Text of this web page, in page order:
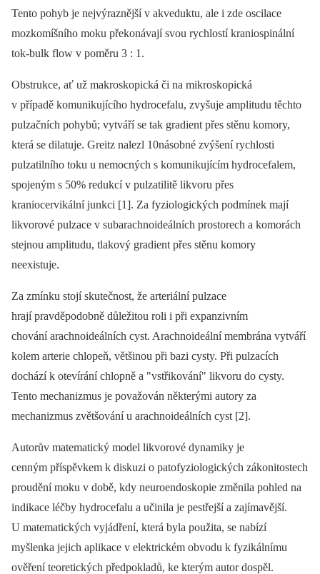
Tento pohyb je nejvýraznější v akveduktu, ale i zde oscilace
mozkomíšního moku překonávají svou rychlostí kraniospinální
tok-bulk flow v poměru 3 : 1.
Obstrukce, ať už makroskopická či na mikroskopická
v případě komunikujícího hydrocefalu, zvyšuje amplitudu těchto
pulzačních pohybů; vytváří se tak gradient přes stěnu komory,
která se dilatuje. Greitz nalezl 10násobné zvýšení rychlosti
pulzatilního toku u nemocných s komunikujícím hydrocefalem,
spojeným s 50% redukcí v pulzatilitě likvoru přes
kraniocervikální junkci [1]. Za fyziologických podmínek mají
likvorové pulzace v subarachnoideálních prostorech a komorách
stejnou amplitudu, tlakový gradient přes stěnu komory
neexistuje.
Za zmínku stojí skutečnost, že arteriální pulzace
hrají pravděpodobně důležitou roli i při expanzivním
chování arachnoideálních cyst. Arachnoideální membrána vytváří
kolem arterie chlopeň, většinou při bazi cysty. Při pulzacích
dochází k otevírání chlopně a "vstřikování" likvoru do cysty.
Tento mechanizmus je považován některými autory za
mechanizmus zvětšování u arachnoideálních cyst [2].
Autorův matematický model likvorové dynamiky je
cenným příspěvkem k diskuzi o patofyziologických zákonitostech
proudění moku v době, kdy neuroendoskopie změnila pohled na
indikace léčby hydrocefalu a učinila je pestřejší a zajímavější.
U matematických vyjádření, která byla použita, se nabízí
myšlenka jejich aplikace v elektrickém obvodu k fyzikálnímu
ověření teoretických předpokladů, ke kterým autor dospěl.